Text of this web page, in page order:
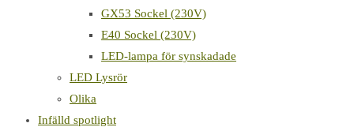
GX53 Sockel (230V)
E40 Sockel (230V)
LED-lampa för synskadade
LED Lysrör
Olika
Infälld spotlight